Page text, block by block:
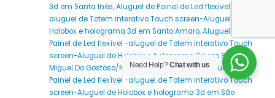
3d em Santa Inês,Aluguel de Painel de Led flexível -
aluguel de Totem interativo Touch screen-Aluguel de
Holobox e holograma 3d em Santo Amaro,Aluguel de
Painel de Led flexível -aluguel de Totem interativo Touch
screen-Aluguel de Holobox e holograma 3d em São
Miguel Do Gostoso/RIO GRANDE DO NORTE,Aluguel de
Painel de Led flexível -aluguel de Totem interativo Touch
screen-Aluguel de Holobox e holograma 3d em São
Need Help?Chat with us